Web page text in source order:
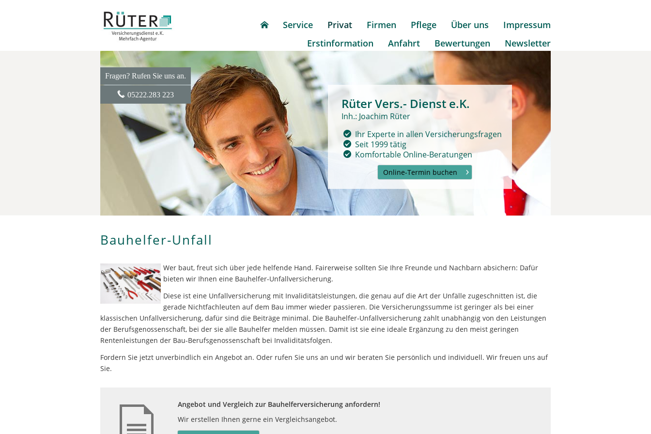
Service Privat Firmen Pflege Über uns
Impressum
Erstinformation
Anfahrt Bewertungen Newsletter
Fragen? Rufen Sie uns an.
05222.283 223
Rüter Vers.- Dienst e.K.
Inh.: Joachim Rüter
Ihr Experte in allen Versicherungsfragen
Seit 1999 tätig
Komfortable Online-Beratungen
Online-Termin buchen
Bauhelfer-Unfall
Wer baut, freut sich über jede helfende Hand. Fairerweise sollten Sie Ihre Freunde und Nachbarn absichern: Dafür
bieten wir Ihnen eine Bauhelfer-Unfallversicherung.
Diese ist eine Unfallversicherung mit Invaliditätsleistungen, die genau auf die Art der Unfälle zugeschnitten ist, die
gerade Nichtfachleuten auf dem Bau immer wieder passieren. Die Versicherungssumme ist geringer als bei einer
klassischen Unfallversicherung, dafür sind die Beiträge minimal. Die Bauhelfer-Unfallversicherung zahlt unabhängig von den Leistungen
der Berufsgenossenschaft, bei der sie alle Bauhelfer melden müssen. Damit ist sie eine ideale Ergänzung zu den meist geringen
Rentenleistungen der Bau-Berufsgenossenschaft bei Invaliditätsfolgen.
Fordern Sie jetzt unverbindlich ein Angebot an. Oder rufen Sie uns an und wir beraten Sie persönlich und individuell. Wir freuen uns auf
Sie.
Angebot und Vergleich zur Bauhelferversicherung anfordern!
Wir erstellen Ihnen gerne ein Vergleichsangebot.